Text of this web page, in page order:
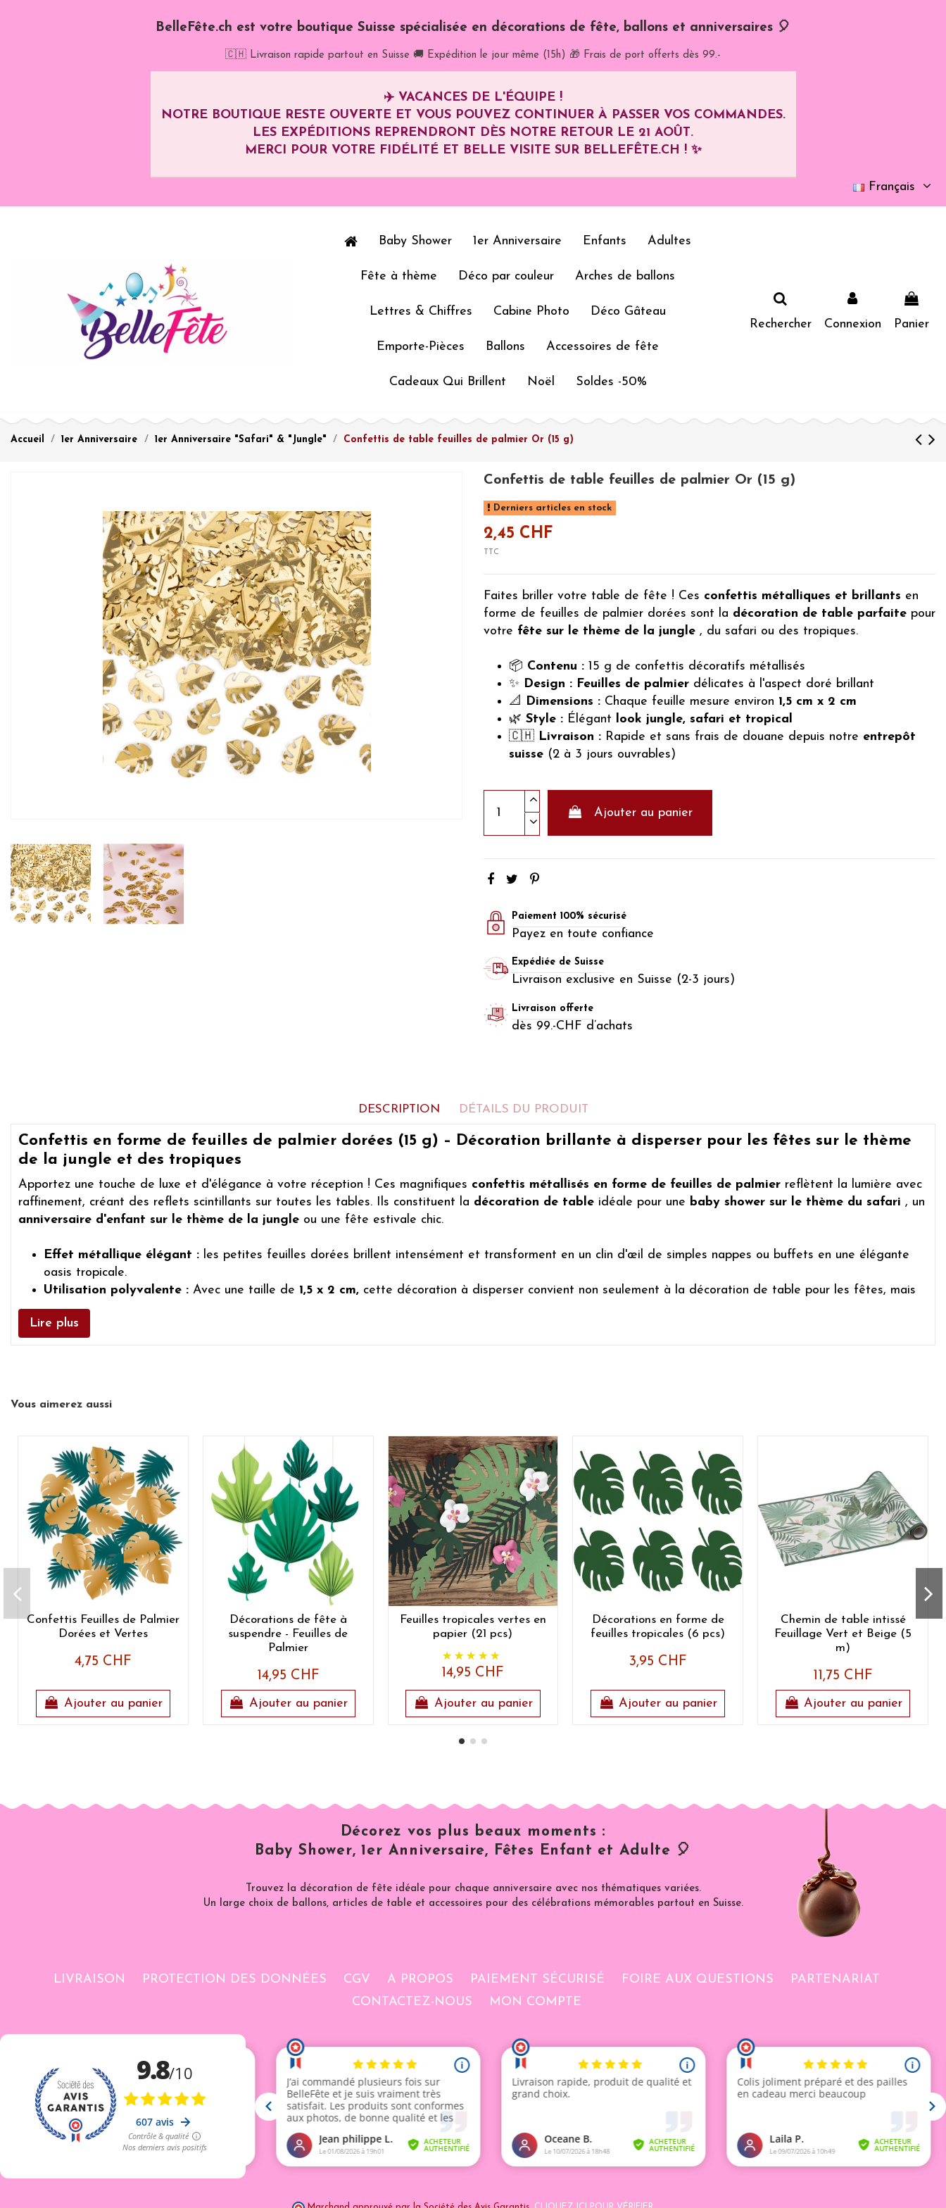
BelleFête.ch est votre boutique Suisse spécialisée en décorations de fête, ballons et anniversaires 🎈
🇨🇭 Livraison rapide partout en Suisse 🚚 Expédition le jour même (15h) 🎁 Frais de port offerts dès 99.-
✈️ VACANCES DE L'ÉQUIPE !
NOTRE BOUTIQUE RESTE OUVERTE ET VOUS POUVEZ CONTINUER À PASSER VOS COMMANDES.
LES EXPÉDITIONS REPRENDRONT DÈS NOTRE RETOUR LE 21 AOÛT.
MERCI POUR VOTRE FIDÉLITÉ ET BELLE VISITE SUR BELLEFÊTE.CH ! ✨
Français
Baby Shower 1er Anniversaire Enfants Adultes
Fête à thème Déco par couleur Arches de ballons
Lettres & Chiffres Cabine Photo Déco Gâteau
Emporte-Pièces Ballons Accessoires de fête
Cadeaux Qui Brillent Noël Soldes -50%
Rechercher Connexion Panier
Accueil 1er Anniversaire 1er Anniversaire "Safari" & "Jungle" Confettis de table feuilles de palmier Or (15 g)
Confettis de table feuilles de palmier Or (15 g)
Derniers articles en stock
2,45 CHF
TTC
Faites briller votre table de fête ! Ces confettis métalliques et brillants en
forme de feuilles de palmier dorées sont la décoration de table parfaite pour
votre fête sur le thème de la jungle , du safari ou des tropiques.
📦 Contenu : 15 g de confettis décoratifs métallisés
✨ Design : Feuilles de palmier délicates à l'aspect doré brillant
📐
Dimensions : Chaque feuille mesure environ 1,5 cm x 2 cm
🌿 Style : Élégant
look jungle, safari et tropical
🇨🇭 Livraison : Rapide et sans frais de douane depuis notre entrepôt
suisse (2 à 3 jours ouvrables)
Ajouter au panier
Paiement 100% sécurisé
Payez en toute confiance
Expédiée de Suisse
Livraison exclusive en Suisse (2-3 jours)
Livraison offerte
dès 99.-CHF d’achats
DESCRIPTION DÉTAILS DU PRODUIT
Confettis en forme de feuilles de palmier dorées (15 g) – Décoration brillante à disperser pour les fêtes sur le thème
de la jungle et des tropiques
Apportez une touche de luxe et d'élégance à votre réception ! Ces magnifiques confettis métallisés en forme de feuilles de palmier reflètent la lumière avec
raffinement, créant des reflets scintillants sur toutes les tables. Ils constituent la décoration de table idéale pour une baby shower sur le thème du safari , un
anniversaire d'enfant sur le thème de la jungle ou une fête estivale chic.
Effet métallique élégant : les petites feuilles dorées brillent intensément et transforment en un clin d'œil de simples nappes ou buffets en une élégante
oasis tropicale.
Utilisation polyvalente : Avec une taille de 1,5 x 2 cm, cette décoration à disperser convient non seulement à la décoration de table pour les fêtes, mais
est également parfaite pour remplir des ballons transparents, des cartes d'invitation ou pour des projets de bricolage créatifs.
Décoration à thème simple :
créer une harmonie d’ensemble.
Lire plus
Vous aimerez aussi
Confettis Feuilles de Palmier
Dorées et Vertes
4,75 CHF
Ajouter au panier
Décorations de fête à
suspendre - Feuilles de
Palmier
14,95 CHF
Ajouter au panier
Feuilles tropicales vertes en
papier (21 pcs)
14,95 CHF
Ajouter au panier
Décorations en forme de
feuilles tropicales (6 pcs)
3,95 CHF
Ajouter au panier
Chemin de table intissé
Feuillage Vert et Beige (5
m)
11,75 CHF
Ajouter au panier
Décorez vos plus beaux moments :
Baby Shower, 1er Anniversaire, Fêtes Enfant et Adulte 🎈
Trouvez la décoration de fête idéale pour chaque anniversaire avec nos thématiques variées.
Un large choix de ballons, articles de table et accessoires pour des célébrations mémorables partout en Suisse.
LIVRAISON PROTECTION DES DONNÉES CGV A PROPOS PAIEMENT SÉCURISÉ FOIRE AUX QUESTIONS
PARTENARIAT
CONTACTEZ-NOUS
MON COMPTE